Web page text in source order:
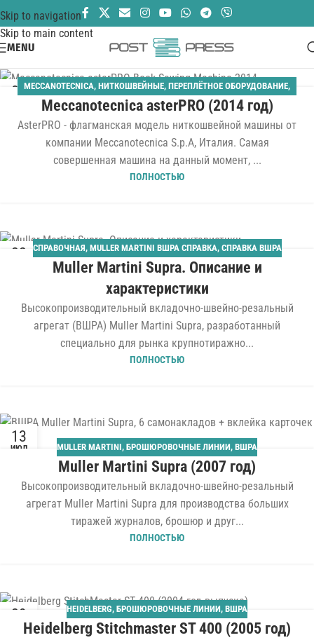
Skip to navigation
Skip to main content
MENU
04MECCANOTECNICA, НИТКОШВЕЙНЫЕ, ПЕРЕПЛЁТНОЕ ОБОРУДОВАНИЕ,
ТВЁРДЫЙ ПЕРЕПЛЁТ
Meccanotecnica asterPRO (2014 год)
AsterPRO - флагманская модель ниткошвейной машины от
компании Meccanotecnica S.p.A, Италия. Самая
совершенная машина на данный момент, ...
ПОЛНОСТЬЮ
22 СПРАВОЧНАЯ, MULLER MARTINI ВШРА СПРАВКА, СПРАВКА ВШРА
Muller Martini Supra. Описание и
характеристики
Высокопроизводительный вкладочно-швейно-резальный
агрегат (ВШРА) Muller Martini Supra, разработанный
специально для рынка крупнотиражно...
ПОЛНОСТЬЮ
13
ИЮЛ MULLER MARTINI, БРОШЮРОВОЧНЫЕ ЛИНИИ, ВШРА
Muller Martini Supra (2007 год)
Высокопроизводительный вкладочно-швейно-резальный
агрегат Muller Martini Supra для производства больших
тиражей журналов, брошюр и друг...
ПОЛНОСТЬЮ
29
ИЮН
HEIDELBERG, БРОШЮРОВОЧНЫЕ ЛИНИИ, ВШРА
Heidelberg Stitchmaster ST 400 (2005 год)